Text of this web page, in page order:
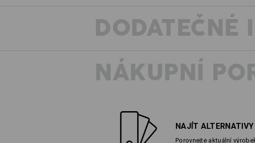
DODATEČNÉ
jemná i silná, s citem pro detail i promyšlená –
nejruznejší profese. Sportovní vzhled a bohatá
velikostí. Praktické vybavení v kombinaci s
NÁKUPNÍ
NAJÍT ALTERNATIVY
Porovnejte aktuální